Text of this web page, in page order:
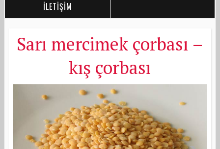
İLETİŞİM
Sarı mercimek çorbası –
kış çorbası